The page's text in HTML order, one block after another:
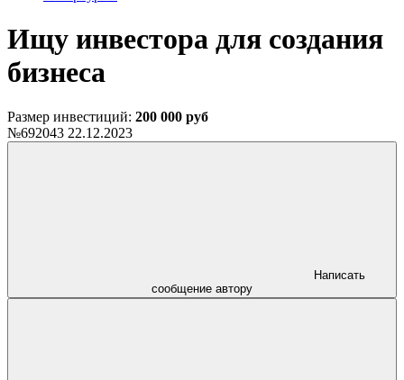
Ищу инвестора для создания
бизнеса
Размер инвестиций: 200 000 руб
№692043 22.12.2023
сообщение автору